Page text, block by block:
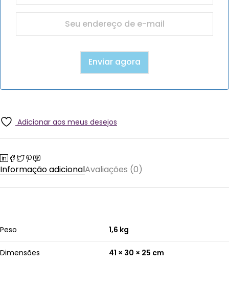
Adicionar aos meus desejos
Informação adicionalAvaliações (0)
Peso 1,6 kg
Dimensões 41 × 30 × 25 cm